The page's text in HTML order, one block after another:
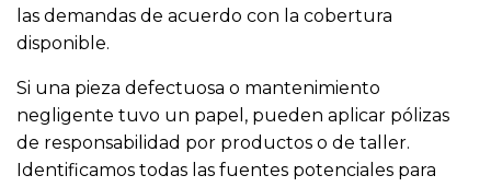
las demandas de acuerdo con la cobertura
disponible.
Si una pieza defectuosa o mantenimiento
negligente tuvo un papel, pueden aplicar pólizas
de responsabilidad por productos o de taller.
Identificamos todas las fuentes potenciales para